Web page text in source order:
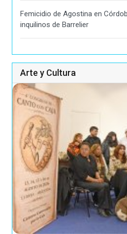
Femicidio de Agostina en
inquilinos de Barrelier
Arte y Cultura